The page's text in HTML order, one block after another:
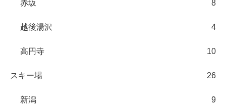
赤坂 8
越後湯沢 4
高円寺 10
スキー場 26
新潟 9